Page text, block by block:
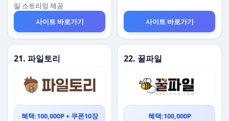
일 스트리밍 제공
사이트 바로가기
사이트 바로가기
21. 파일토리
혜택:100,000P + 쿠폰10장
22. 꿀파일
혜택:100,000P